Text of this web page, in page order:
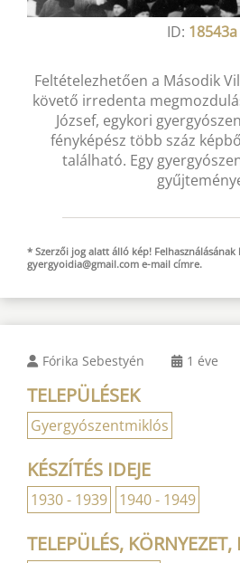
ID: 18543a
Feltételezhetően a Második
követő irredenta
József, egykori
fényképész több száz
található. Egy
* Szerzői jog alatt álló kép!
gyergyoidia@gmail.com e-mail címre.
Fórika Sebestyén 1 éve
TELEPÜLÉSEK
Gyergyószentmiklós
KÉSZÍTÉS IDEJE
1930 - 1939 1940 - 1949
TELEPÜLÉS, KÖRNYEZET,